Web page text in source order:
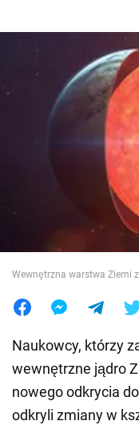
Społeczeństwo
Wojna na Ukrainie
Jedzenie
Wewnętrzna warstwa Ziemi
Naukowcy, którzy
wewnętrzne jądro
nowego odkrycia
odkryli zmiany w